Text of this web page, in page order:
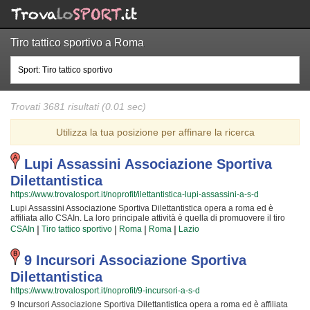
Tiro tattico sportivo a Roma
Trovati 3681 risultati (0.01 sec)
Utilizza la tua posizione per affinare la ricerca
Lupi Assassini Associazione Sportiva
Dilettantistica
https://www.trovalosport.it/noprofit/ilettantistica-lupi-assassini-a-s-d
Lupi Assassini Associazione Sportiva Dilettantistica opera a roma ed è
affiliata allo CSAIn. La loro principale attività è quella di promuovere il tiro
tattico sportivo organizzando gare sul territorio e corsi per bambini, ragazzi e
adulti. L'attività è incentrata sia sulla definizione delle capacità motorie e
fisiche degli atleti sia sulla formazione di quelle qualità personali che si
acquisiscono quotidianamente affrontando sfide articolate. Proprio per
questo motivo gli allenatori sono tra i più preparati della provincia e sono
convinti di poter trasmettere quegli ideali in cui Lupi Assassini Associazione
Sportiva Dilettantistica crede fin dalla sua fondazione. La passione, i sacrifici
e la continua ricerca della chiave per crescere e superare i propri limiti
personali rendono il tiro tattico sportivo uno sport unico e da cui si viene
CSAIn | Tiro tattico sportivo | Roma | Roma | Lazio
9 Incursori Associazione Sportiva
Dilettantistica
https://www.trovalosport.it/noprofit/9-incursori-a-s-d
9 Incursori Associazione Sportiva Dilettantistica opera a roma ed è affiliata